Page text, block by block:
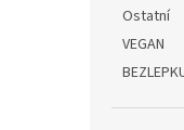
Ostatní
VEGAN